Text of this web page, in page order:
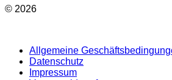
© 2026
Allgemeine
Datenschutz
Impressum